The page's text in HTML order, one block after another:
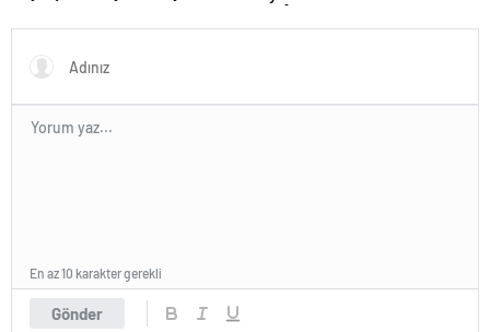
Gönder
En az 10 karakter gerekli